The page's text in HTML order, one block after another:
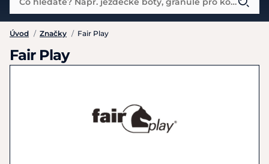
Úvod / Značky / Fair Play
Fair Play